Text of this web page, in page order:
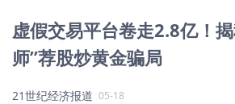
虚假交易平台卷走2.8亿！
师”荐股炒黄金骗局
21世纪经济报道 05-18